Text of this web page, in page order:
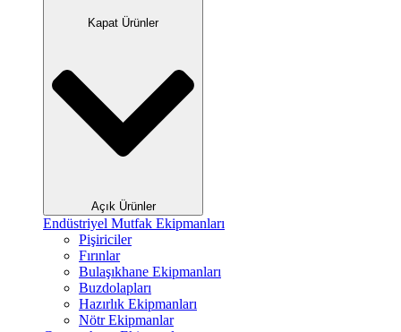
Kapat Ürünler
Açık Ürünler
Endüstriyel Mutfak Ekipmanları
Pişiriciler
Fırınlar
Bulaşıkhane Ekipmanları
Buzdolapları
Hazırlık Ekipmanları
Nötr Ekipmanlar